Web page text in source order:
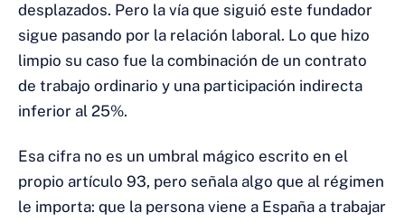
desplazados. Pero la vía que siguió este fundador
sigue pasando por la relación laboral. Lo que hizo
limpio su caso fue la combinación de un contrato
de trabajo ordinario y una participación indirecta
inferior al 25%.
Esa cifra no es un umbral mágico escrito en el
propio artículo 93, pero señala algo que al régimen
le importa: que la persona viene a España a trabajar